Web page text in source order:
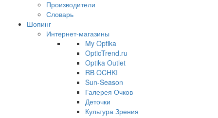
Производители
Словарь
Шопинг
Интернет-магазины
My Optika
OpticTrend.ru
Optika Outlet
RB OCHKI
Sun-Season
Галерея Очков
Деточки
Культура Зрения